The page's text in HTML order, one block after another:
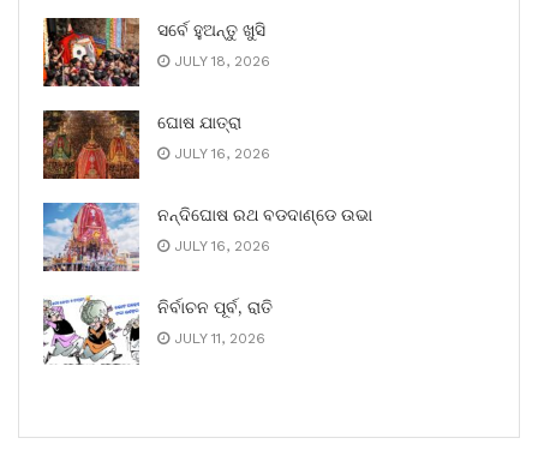
ସର୍ବେ ହୁଅନ୍ତୁ ଖୁସି
JULY 18, 2026
ଘୋଷ ଯାତ୍ରା
JULY 16, 2026
ନନ୍ଦିଘୋଷ ରଥ ବଡଦାଣ୍ଡେ ଉଭା
JULY 16, 2026
ନିର୍ବାଚନ ପୂର୍ବ, ରାତି
JULY 11, 2026